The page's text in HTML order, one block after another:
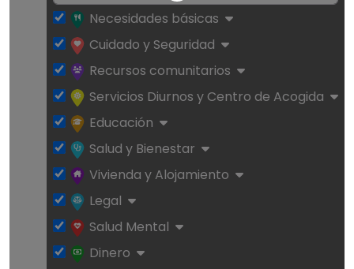
Necesidades básicas
Cuidado y Seguridad
Recursos comunitarios
Servicios Diurnos y Centro de Acogida
Educación
Salud y Bienestar
Vivienda y Alojamiento
Legal
Salud Mental
Dinero